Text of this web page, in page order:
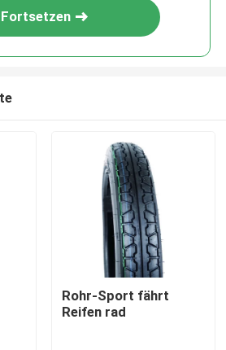
Fortsetzen
Rohr-Sport fährt
Reifen rad